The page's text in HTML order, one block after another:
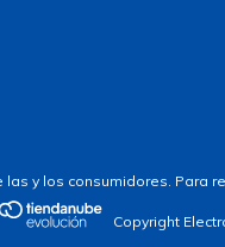
las y los consumidores. Para
Copyright